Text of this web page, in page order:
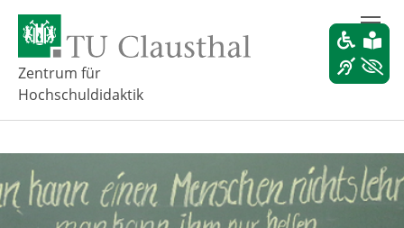
p
n
h
Zentrum für
Hochschuldidaktik